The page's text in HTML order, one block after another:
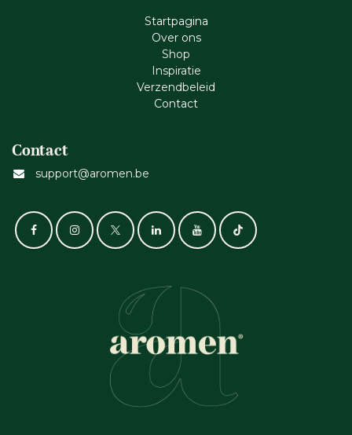
Startpagina
Ove​r​ ons
Shop
Inspiratie
Verzendbeleid
Cont​act
Contact
support@aromen.be